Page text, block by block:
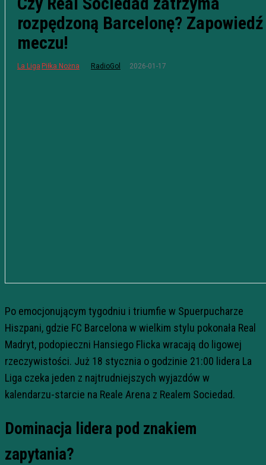
rozpędzoną Barcelonę? Zapowiedź
meczu!
La Liga Piłka Nożna RadioGol 2026-01-17
Po emocjonującym tygodniu i triumfie w Spuerpucharze
Hiszpani, gdzie FC Barcelona w wielkim stylu pokonała Real
Madryt, podopieczni Hansiego Flicka wracają do ligowej
rzeczywistości. Już 18 stycznia o godzinie 21:00 lidera La
Liga czeka jeden z najtrudniejszych wyjazdów w
kalendarzu-starcie na Reale Arena z Realem Sociedad.
Dominacja lidera pod znakiem
zapytania?